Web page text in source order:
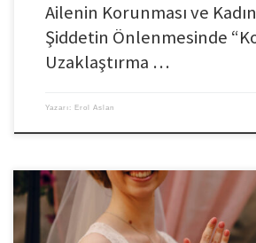
Ailenin Korunması ve
Şiddetin Önlenmesinde
Uzaklaştırma …
Yazarı: Erol Aslan